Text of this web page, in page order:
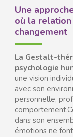
Une
où la
changement
La Gestalt-
psychologie
une vision
avec son
personnelle,
dans son
émotions ne font